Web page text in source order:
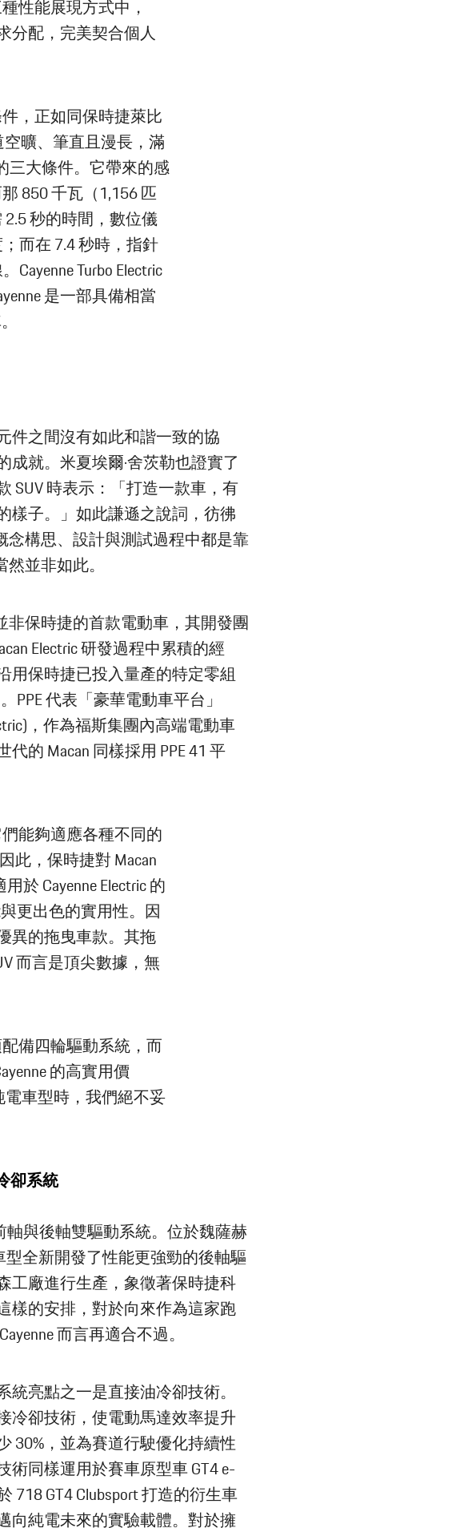
性能展現方式中，
分配，完美契合個人
，正如同保時捷萊比
曠、筆直且漫長，滿
三大條件。它帶來的感
850 千瓦（1,156 匹
秒的時間，數位儀
而在 7.4 秒時，指針
Turbo Electric
是一部具備相當
件之間沒有如此和諧一致的協
成就。米夏埃爾·舍茨勒也證實了
SUV 時表示：「打造一款車，有
樣子。」如此謙遜之說詞，彷彿
念構思、設計與測試過程中都是靠
並非如此。
非保時捷的首款電動車，其開發團
Electric 研發過程中累積的經
用保時捷已投入量產的特定零組
PPE 代表「豪華電動車平台」
，作為福斯集團內高端電動車
的 Macan 同樣採用 PPE 41 平
能夠適應各種不同的
，保時捷對 Macan
於 Cayenne Electric 的
更出色的實用性。因
異的拖曳車款。其拖
而言是頂尖數據，無
備四輪驅動系統，而
的高實用價
車型時，我們絕不妥
卻系統
軸與後軸雙驅動系統。位於魏薩赫
型全新開發了性能更強勁的後軸驅
工廠進行生產，象徵著保時捷科
樣的安排，對於向來作為這家跑
而言再適合不過。
亮點之一是直接油冷卻技術。
冷卻技術，使電動馬達效率提升
30%，並為賽道行駛優化持續性
術同樣運用於賽車原型車 GT4 e-
718 GT4 Clubsport 打造的衍生車
向純電未來的實驗載體。對於擁